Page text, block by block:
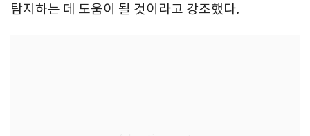
탐지하는 데 도움이 될 것이라고 강조했다.